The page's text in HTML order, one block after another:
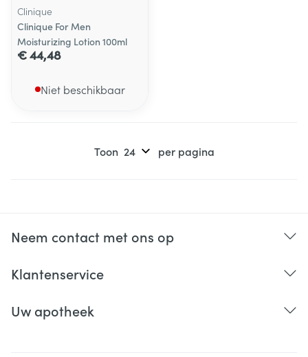
Clinique
Clinique For Men
Moisturizing Lotion 100ml
€ 44,48
Niet beschikbaar
Toon per pagina
Neem contact met ons op
Klantenservice
Uw apotheek